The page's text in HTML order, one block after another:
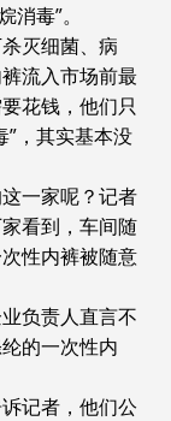
毒”。
灭细菌、病
流入市场前最
花钱，他们只
”，其实基本没
一家呢？记者
看到，车间随
性内裤被随意
负责人直言不
的一次性内
记者，他们公